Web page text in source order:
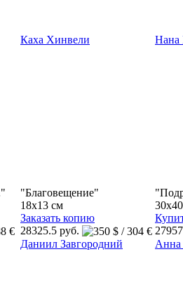
Каха Хинвели
"Благовещение"
18x13 см
Заказать копию
28325.5 руб.
Нана
Даниил Завгородний Анна